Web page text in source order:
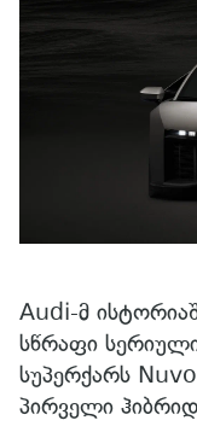
Audi-მ
სწრაფი
სუპერქარს
პირველი